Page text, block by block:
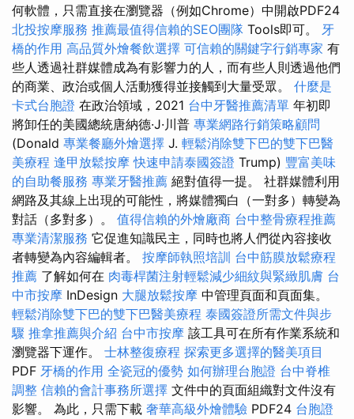
何軟體，只需直接在瀏覽器（例如​​Chrome）中開啟PDF24
北投按摩服務 推薦最值得信賴的SEO團隊 Tools即可。 牙
橋的作用 高品質外燴餐飲選擇 可信賴的關鍵字行銷專家 有
些人透過社群媒體成為有影響力的人，而有些人則透過他們
的商業、政治或個人活動獲得並接觸到大量受眾。 什麼是
卡式台胞證 在政治領域，2021 台中牙醫推薦清單 年初即
將卸任的美國總統唐納德·J·川普 專業網路行銷策略顧問
(Donald 專業餐廳外燴選擇 J. 輕鬆消除雙下巴的雙下巴醫
美療程 逢甲放鬆按摩快速申請泰國簽證 Trump) 豐富美味
的自助餐服務 專業牙醫推薦 絕對值得一提。 社群媒體利用
網路及其線上出現的可能性，將媒體獨白（一對多）轉變為
對話（多對多）。 值得信賴的外燴廠商 台中整骨療程推薦
專業清潔服務 它促進知識民主，同時也將人們從內容接收
者轉變為內容編輯者。 按摩師執照培訓 台中筋膜放鬆療程
推薦 了解如何在 肉毒桿菌注射輕鬆減少細紋與緊緻肌膚 台
中市按摩 InDesign 大腿放鬆按摩 中管理頁面和頁面集。
輕鬆消除雙下巴的雙下巴醫美療程 泰國簽證所需文件與步
驟 推拿推薦與介紹 台中市按摩 該工具可在所有作業系統和
瀏覽器下運作。 士林整復療程 探索更多選擇的醫美項目
PDF 牙橋的作用 全瓷冠的優勢 如何辦理台胞證 台中脊椎
調整 信賴的會計事務所選擇 文件中的頁面組織對文件沒有
影響。 為此，只需下載 奢華高級外燴體驗 PDF24 台胞證